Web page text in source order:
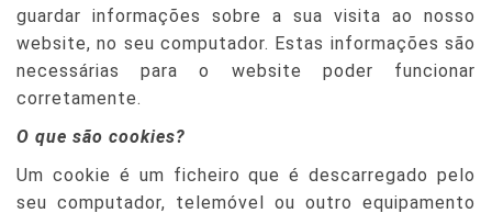
guardar informações sobre a sua visita ao nosso
website, no seu computador. Estas informações são
necessárias para o website poder funcionar
corretamente.
O que são cookies?
Um cookie é um ficheiro que é descarregado pelo
seu computador, telemóvel ou outro equipamento